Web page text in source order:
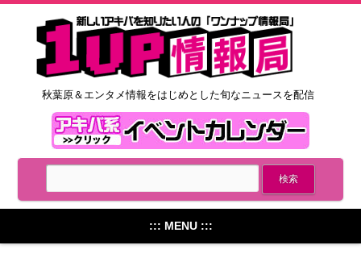
秋葉原＆エンタメ情報をはじめとした旬なニュースを配信
::: MENU :::